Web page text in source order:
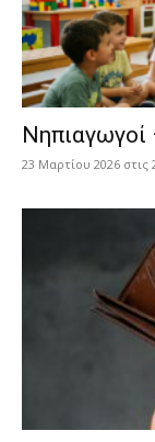
23 Μαρτίου 2026 στις